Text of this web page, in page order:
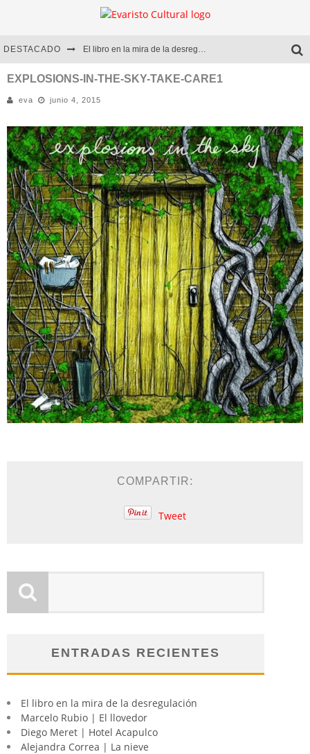
DESTACADO El libro en la mira de la desregulación
Marcelo Rubio | El llovedor
Diego Meret | Hotel Acapulco
Alejandra Correa | La nieve
EXPLOSIONS-IN-THE-SKY-TAKE-CARE1
eva junio 4, 2015
COMPARTIR:
Tweet
ENTRADAS RECIENTES
El libro en la mira de la desregulación
Marcelo Rubio | El llovedor
Diego Meret | Hotel Acapulco
Alejandra Correa | La nieve